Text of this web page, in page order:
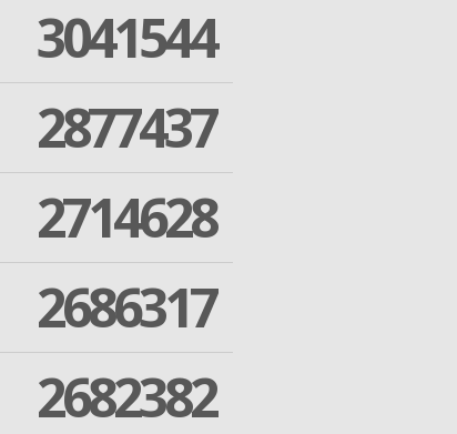
3041544
2877437
2714628
2686317
2682382